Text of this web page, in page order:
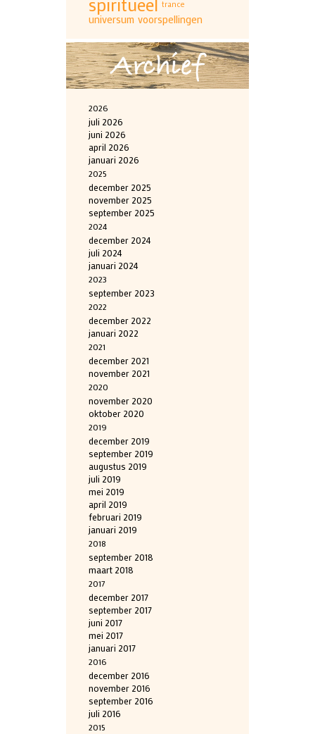
trance
universum voorspellingen
Archief
2026
juli 2026
juni 2026
april 2026
januari 2026
2025
december 2025
november 2025
september 2025
2024
december 2024
juli 2024
januari 2024
2023
september 2023
2022
december 2022
januari 2022
2021
december 2021
november 2021
2020
november 2020
oktober 2020
2019
december 2019
september 2019
augustus 2019
juli 2019
mei 2019
april 2019
februari 2019
januari 2019
2018
september 2018
maart 2018
2017
december 2017
september 2017
juni 2017
mei 2017
januari 2017
2016
december 2016
november 2016
september 2016
juli 2016
2015